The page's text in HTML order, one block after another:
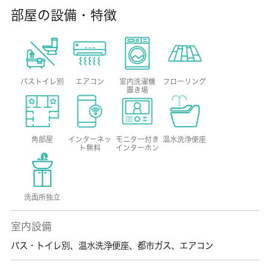
部屋の設備・特徴
バストイレ別 エアコン
室内洗濯機
置き場
フローリング
角部屋
インターネッ
ト無料
モニター付き
インターホン
温水洗浄便座
洗面所独立
室内設備
バス・トイレ別 、 温水洗浄便座、 都市ガス、 エアコン